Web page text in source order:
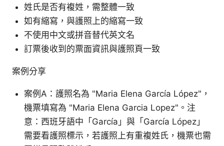
姓氏是否有複姓，需整體一致
如有縮寫，與護照上的縮寫一致
不使用中文或拼音替代英文名
訂票後收到的票面資訊與護照頁一致
案例分享
案例A：護照名為 "Maria Elena García López"，
機票填寫為 "Maria Elena Garcia Lopez"。注
意：西班牙語中「García」與「García López」
需要看護照標示，若護照上有重複姓氏，機票也需